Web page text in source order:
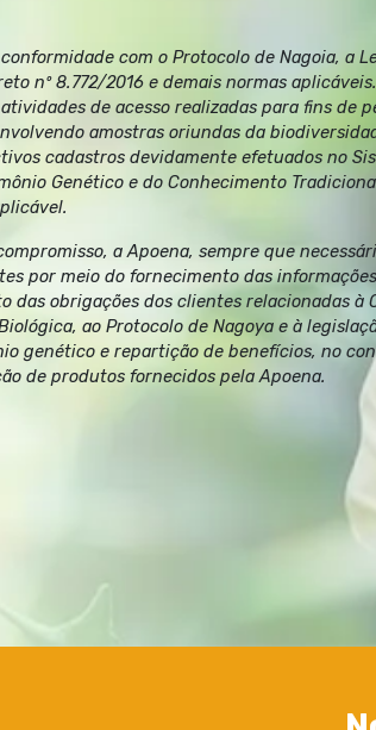
com o Protocolo de Nagoia, a
nº 8.772/2016 e demais normas
de acesso realizadas para fins de
amostras oriundas da
cadastros devidamente efetuados no
Genético e do Conhecimento
a Apoena, sempre que
por meio do fornecimento das
das obrigações dos clientes relacionadas à
ao Protocolo de Nagoya e à
genético e repartição de benefícios, no
de produtos fornecidos pela Apoena.